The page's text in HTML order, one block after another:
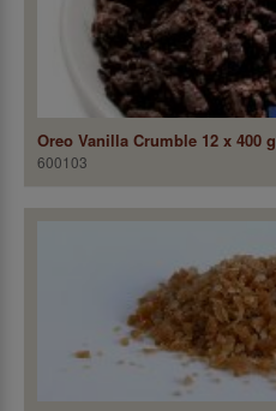
Oreo Vanilla Crumble 12 x 400 g
600103